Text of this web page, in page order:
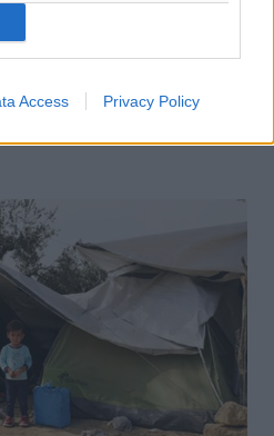
Access Privacy Policy
των τοπικών κοινωνιών στα
της κυβέρνησης, την ίδια
διαμένουν στη Μόρια